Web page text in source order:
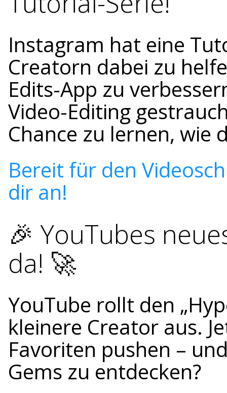
Instagram hat eine
Creatorn dabei zu
Edits-App zu
Video-Editing
Chance zu lernen, wie
Bereit für den
dir an!
🎉 YouTubes
da! 🚀
YouTube rollt den
kleinere Creator aus.
Favoriten pushen –
Gems zu entdecken?